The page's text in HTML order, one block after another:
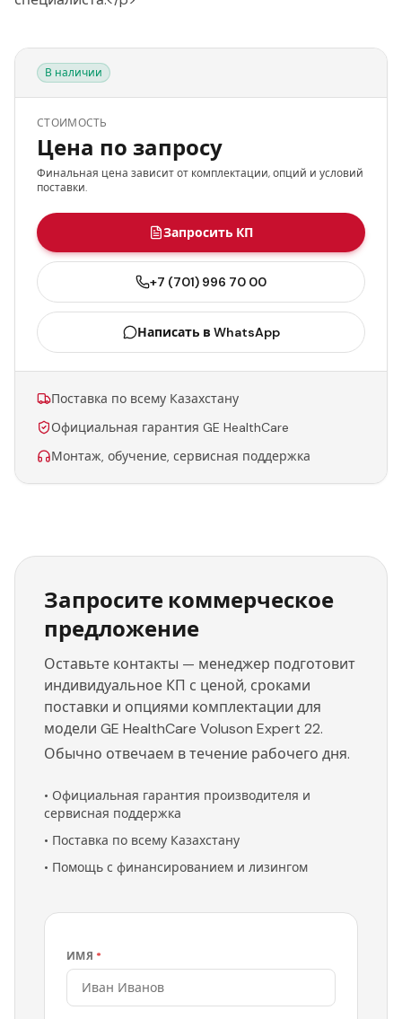
В наличии
СТОИМОСТЬ
Цена по запросу
Финальная цена зависит от комплектации, опций и условий
поставки.
Запросить КП
+7 (701) 996 70 00
Написать в WhatsApp
Поставка по всему Казахстану
Официальная гарантия GE HealthCare
Монтаж, обучение, сервисная поддержка
Запросите коммерческое
предложение
Оставьте контакты — менеджер подготовит
индивидуальное КП с ценой, сроками
поставки и опциями комплектации для
модели GE HealthCare Voluson Expert 22.
Обычно отвечаем в течение рабочего дня.
• Официальная гарантия производителя и
сервисная поддержка
• Поставка по всему Казахстану
• Помощь с финансированием и лизингом
ИМЯ *